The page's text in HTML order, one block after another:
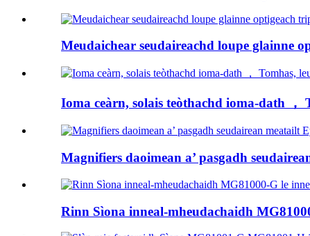
Meudaichear seudaireachd loupe glainne
Ioma ceàrn, solais teòthachd ioma-dath
Magnifiers daoimean a’ pasgadh
Rinn Sìona inneal-mheudachaidh